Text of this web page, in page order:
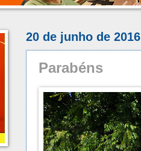
20 de junho de 2016
Parabéns